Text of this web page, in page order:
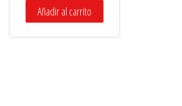
Añadir al carrito